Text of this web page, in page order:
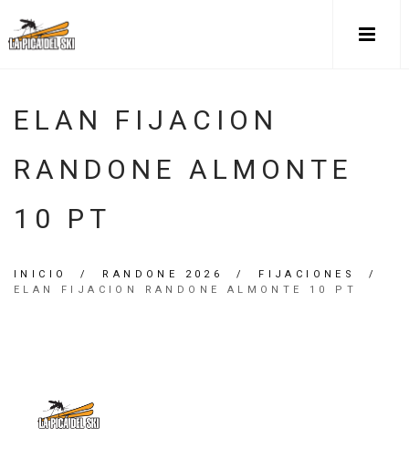
ELAN FIJACION
RANDONE ALMONTE
10 PT
INICIO / RANDONE 2026 / FIJACIONES
/
ELAN FIJACION RANDONE ALMONTE 10 PT